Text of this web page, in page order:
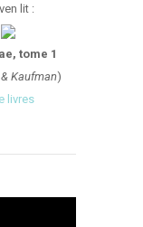
lit :
tome 1
Kaufman)
livres